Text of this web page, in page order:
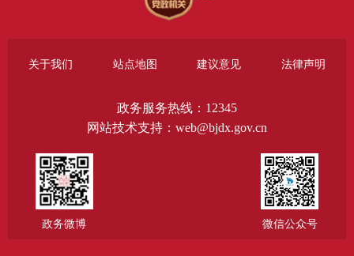
关于我们 站点地图 建议意见 法律声明
政务服务热线：12345
网站技术支持：web@bjdx.gov.cn
政务微博 微信公众号